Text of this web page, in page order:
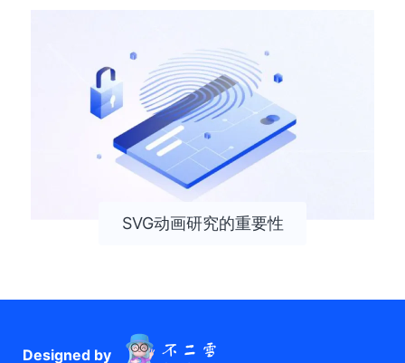
SVG动画研究的重要性
Designed by